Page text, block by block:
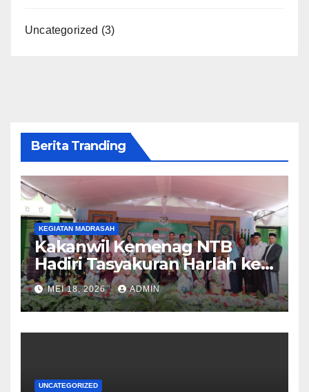
Uncategorized (3)
Berita Tranding
KEGIATAN MADRASAH
Kakanwil Kemenag NTB
Hadiri Tasyakuran Harlah ke-
29 dan Lepas Pisah Siswa
Kelas IX MTsN 1 Lombok
Barat
MEI 18, 2026 ADMIN
UNCATEGORIZED